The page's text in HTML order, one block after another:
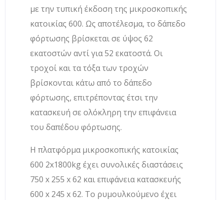
με την τυπική έκδοση της μικροσκοπικής
κατοικίας 600. Ως αποτέλεσμα, το δάπεδο
φόρτωσης βρίσκεται σε ύψος 62
εκατοστών αντί για 52 εκατοστά. Οι
τροχοί και τα τόξα των τροχών
βρίσκονται κάτω από το δάπεδο
φόρτωσης, επιτρέποντας έτσι την
κατασκευή σε ολόκληρη την επιφάνεια
του δαπέδου φόρτωσης.
Η πλατφόρμα μικροσκοπικής κατοικίας
600 2x1800kg έχει συνολικές διαστάσεις
750 x 255 x 62 και επιφάνεια κατασκευής
600 x 245 x 62. Το ρυμουλκούμενο έχει